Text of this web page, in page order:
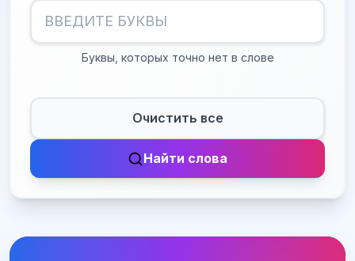
Буквы, которых точно нет в слове
Очистить все
Найти слова